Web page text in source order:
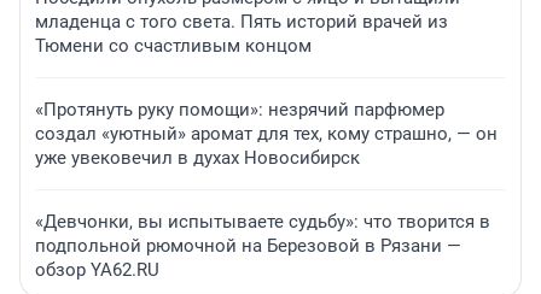
младенца с того света. Пять историй врачей из
Тюмени со счастливым концом
«Протянуть руку помощи»: незрячий парфюмер
создал «уютный» аромат для тех, кому страшно, — он
уже увековечил в духах Новосибирск
«Девчонки, вы испытываете судьбу»: что творится в
подпольной рюмочной на Березовой в Рязани —
обзор YA62.RU